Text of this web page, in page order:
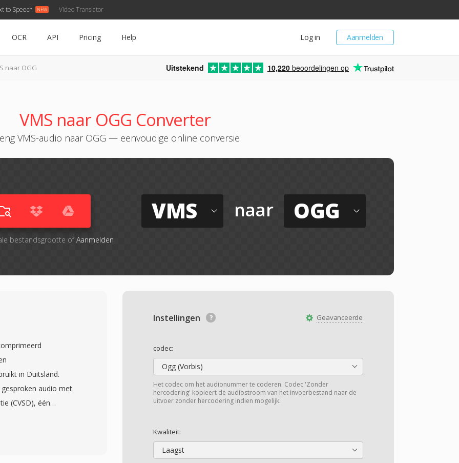
to Speech Video Translator
Aanmelden
Log in
OCR API Pricing Help
naar OGG Uitstekend 10,220 beoordelingen op
VMS naar OGG Converter
VMS-audio naar OGG — eenvoudige online conversie
bestandsgrootte ofAanmelden
VMS naar OGG
Geavanceerde
Instellingen
codec:
Ogg (Vorbis)
Het codec om het audionummer te coderen. Codec 'Zonder
hercodering' kopieert de audiostroom van het invoerbestand naar de
uitvoer zonder hercodering indien mogelijk.
Kwaliteit:
Laagst
in Duitsland.
audio met
(CVSD), één
over